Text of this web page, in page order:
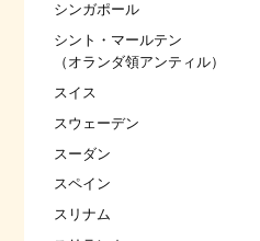
シンガポール
シント・マールテン
（オランダ領アンティル）
スイス
スウェーデン
スーダン
スペイン
スリナム